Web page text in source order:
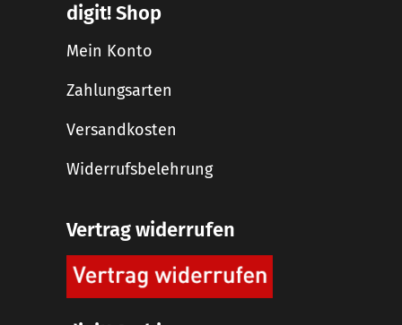
digit! Shop
Mein Konto
Zahlungsarten
Versandkosten
Widerrufsbelehrung
Vertrag widerrufen